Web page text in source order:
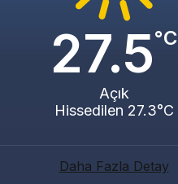
27.5°C
Açık
Hissedilen 27.3°C
Daha Fazla Detay